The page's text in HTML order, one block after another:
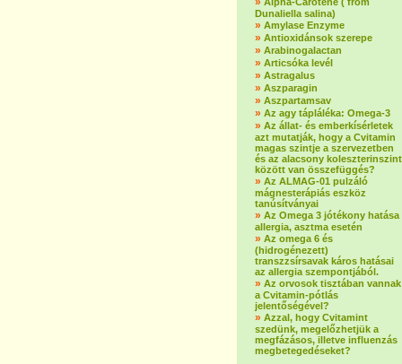
Dunaliella salina)
» Amylase Enzyme
» Antioxidánsok szerepe
» Arabinogalactan
» Articsóka levél
» Astragalus
» Aszparagin
» Aszpartamsav
» Az agy tápláléka: Omega-3
» Az állat- és emberkísérletek
azt mutatják, hogy a Cvitamin
magas szintje a szervezetben
és az alacsony koleszterinszint
között van összefüggés?
» Az ALMAG-01 pulzáló
mágnesterápiás eszköz
tanúsítványai
» Az Omega 3 jótékony hatása
allergia, asztma esetén
» Az omega 6 és
(hidrogénezett)
transzzsírsavak káros hatásai
az allergia szempontjából.
» Az orvosok tisztában vannak
a Cvitamin-pótlás
jelentőségével?
» Azzal, hogy Cvitamint
szedünk, megelőzhetjük a
megfázásos, illetve influenzás
megbetegedéseket?